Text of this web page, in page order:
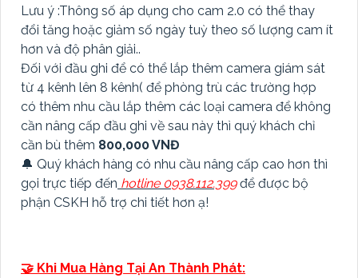
Lưu ý :Thông số áp dụng cho cam 2.0 có thể thay
đổi tăng hoặc giảm số ngày tuỳ theo số lượng cam ít
hơn và độ phân giải..
Đối với đầu ghi để có thể lắp thêm camera giám sát
từ 4 kênh lên 8 kênh( để phòng trù các trường hợp
có thêm nhu cầu lắp thêm các loại camera để không
cần nâng cấp đầu ghi về sau này thì quý khách chỉ
cần bù thêm 800,000 VNĐ
🔔 Quý khách hàng có nhu cầu nâng cấp cao hơn thì
gọi trực tiếp đến hotline 0938.112.399để được bộ
phận CSKH hỗ trợ chi tiết hơn ạ!
🤝 Khi Mua Hàng Tại An Thành Phát: